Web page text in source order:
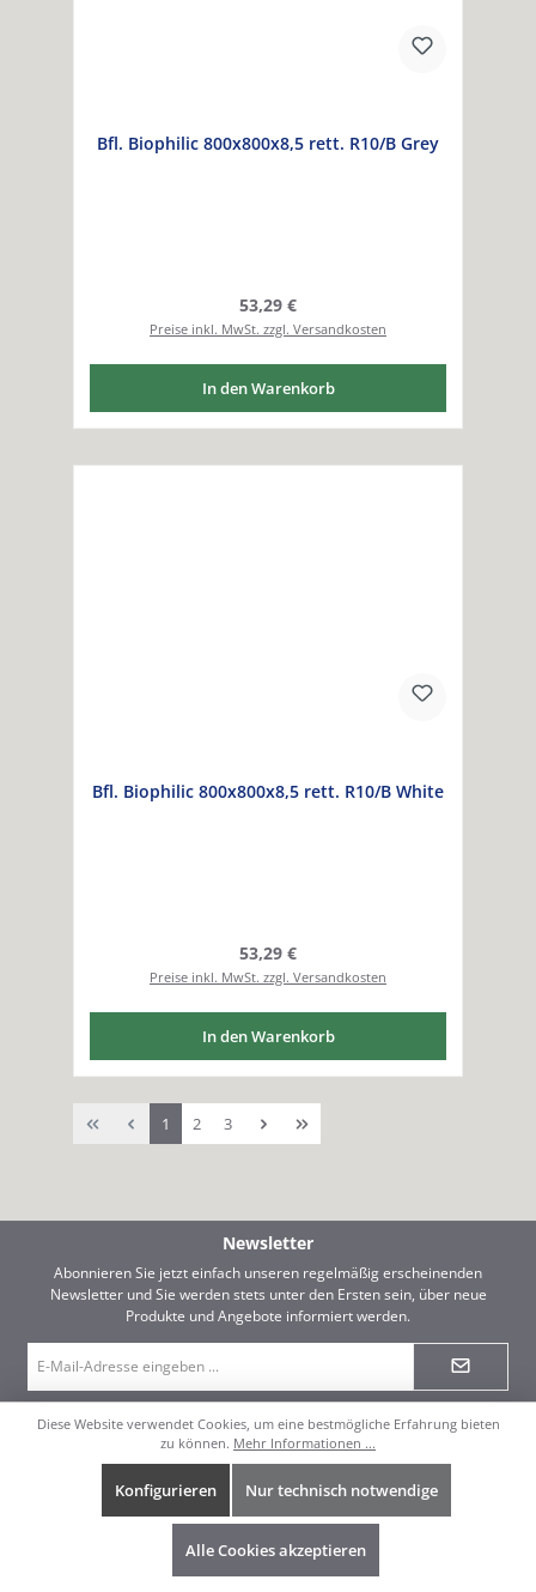
Bfl. Biophilic 800x800x8,5 rett. R10/B Grey
Regulärer Preis:
53,29 €
Preise inkl. MwSt. zzgl. Versandkosten
In den Warenkorb
Bfl. Biophilic 800x800x8,5 rett. R10/B White
Regulärer Preis:
53,29 €
Preise inkl. MwSt. zzgl. Versandkosten
In den Warenkorb
Seite
1 Seite
2 Seite
3
Newsletter
Abonnieren Sie jetzt einfach unseren regelmäßig erscheinenden
Newsletter und Sie werden stets unter den Ersten sein, über neue
Produkte und Angebote informiert werden.
Mail-
*
Datenschutz
Datenschutzbestimmungenzur Kenntnis genommen und die
gelesen und bin mit ihnen einverstanden.
Diese Website verwendet Cookies, um eine bestmögliche Erfahrung bieten
zu können. Mehr Informationen ...
Nur technisch notwendige
Konfigurieren
Alle Cookies akzeptieren